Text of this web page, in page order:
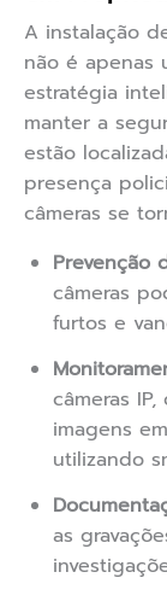
A instalação
não é apenas
estratégia
manter a
estão
presença
câmeras se
Prevenção
câmeras
furtos e
câmeras
imagens
utilizando
as